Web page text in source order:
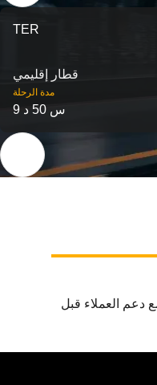
TER
قطار إقليمي
مدة الرحلة
9 س 50 د
دعم العملاء قبل